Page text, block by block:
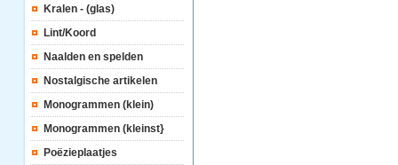
Kralen - (glas)
Lint/Koord
Naalden en spelden
Nostalgische artikelen
Monogrammen (klein)
Monogrammen (kleinst}
Poëzieplaatjes